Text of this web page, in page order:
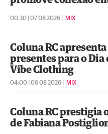
00:30 | 07 08 2026 | MIX
Coluna RC
presentes para o Dia
Vibe Clothing
04:00 | 06 08 2026 | MIX
Coluna RC prestigia
de Fabiana